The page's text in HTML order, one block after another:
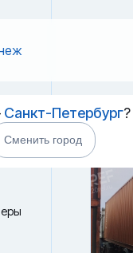
Санкт-Петербург?
Сменить город